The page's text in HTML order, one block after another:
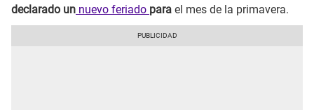
declarado un nuevo feriado para el mes de la primavera.